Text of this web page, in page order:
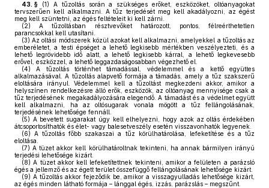
43. § (1) A tűzoltás során a szükséges erőket, eszközöket, oltóanyagokat
tervszerűen kell alkalmazni. A tűz terjedését meg kell akadályozni, az égést
meg kell szüntetni, az égés feltételeit ki kell zárni.
(2) A tűzoltásban résztvevőket határozott, pontos, félreérthetetlen
parancsokkal kell utasítani.
(3) Az oltási módszerek közül azokat kell alkalmazni, amelyekkel a tűzoltás az
emberéletet, a testi épséget a lehető legkisebb mértékben veszélyezteti, és a
lehető legrövidebb idő alatt, a lehető legkisebb kárral, a lehető legkevesebb
erővel, eszközzel, a lehető leggazdaságosabban végezhető el.
(4) A tűzoltás történhet támadással, védelemmel és a kettő együttes
alkalmazásával. A tűzoltás alapvető formája a támadás, amely a tűz szakszerű
eloltására irányul. Védelemmel kell a tűzoltást megkezdeni akkor, amikor a
helyszínen rendelkezésre álló erők, eszközök, az oltóanyag mennyisége csak a
tűz terjedésének megakadályozására elegendő. A támadást és a védelmet együtt
kell alkalmazni, ha az oltósugarak vonala mögött a tűz fellángolásának,
terjedésének lehetősége fennáll.
(5) A bevetett sugarakat úgy kell elhelyezni, hogy azok az oltás érdekében
átcsoportosíthatók és élet- vagy balesetveszély esetén visszavonhatók legyenek.
(6) A tűzoltás főbb szakaszai a tűz körülhatárolása, lefeketítése és a tűz
eloltása.
(7) A tüzet akkor kell körülhatároltnak tekinteni, ha annak bármilyen irányú
terjedési lehetősége kizárt.
(8) A tüzet akkor kell lefeketítettnek tekinteni, amikor a felületen a parázsló
égés a jellemző és az égett terület összefüggő fellángolásának lehetősége kizárt.
(9) A tűzoltás akkor fejeződik be, amikor a visszagyulladás lehetősége kizárt,
az égés minden látható formája – lánggal égés, izzás, parázslás – megszűnt.